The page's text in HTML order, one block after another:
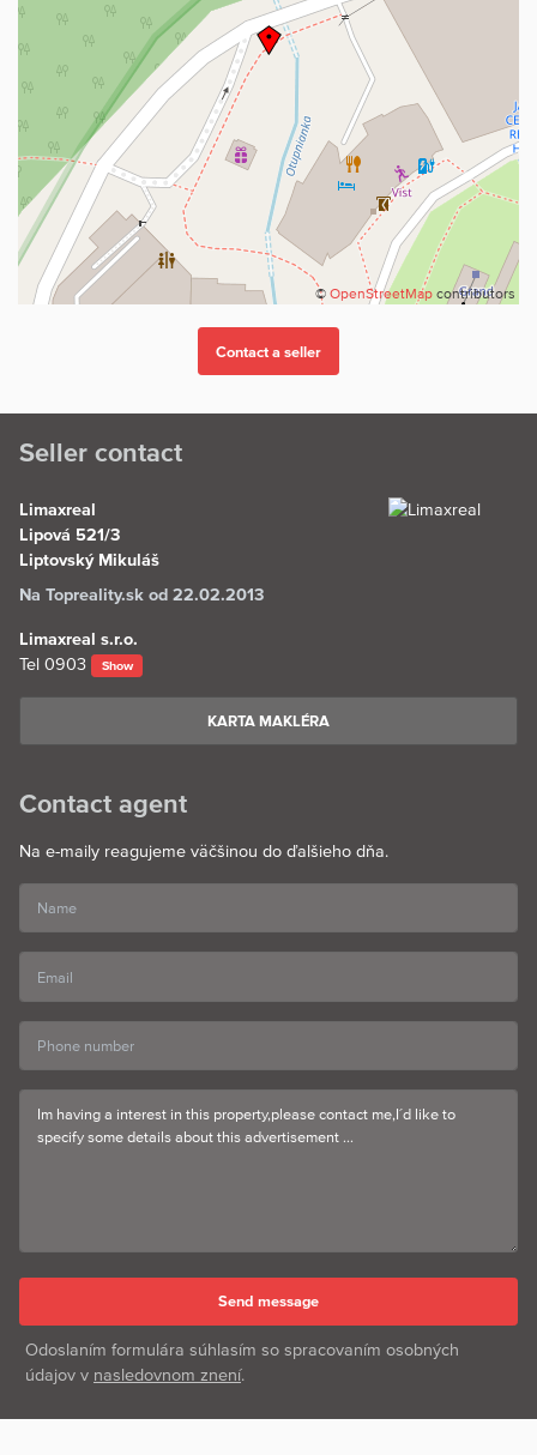
© OpenStreetMap contributors
Seller contact
Limaxreal
Lipová 521/3
Liptovský Mikuláš
Na Topreality.sk od 22.02.2013
Limaxreal s.r.o.
Tel 0903 Show
KARTA MAKLÉRA
Contact agent
Na e-maily reagujeme väčšinou do ďalšieho dňa.
Odoslaním formulára súhlasím so spracovaním osobných
údajov v nasledovnom znení.